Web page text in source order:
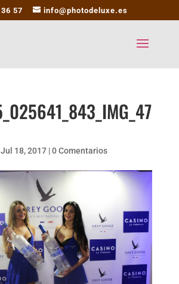
57 info@photodeluxe.es
Jul 18, 2017|0 Comentarios